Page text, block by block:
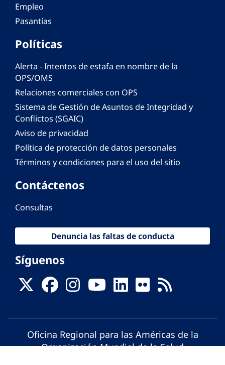
Empleo
Pasantías
Políticas
Alerta - Intentos de estafa en nombre de la
OPS/OMS
Relaciones comerciales con OPS
Sistema de Gestión de Asuntos de Integridad y
Conflictos (SGAIC)
Aviso de privacidad
Política de protección de datos personales
Términos y condiciones para el uso del sitio
Contáctenos
Consultas
Denuncia las faltas de conducta
Síguenos
Oficina Regional para las Américas de la
Organización Mundial de la Salud